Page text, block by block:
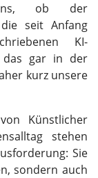
ob der
seit Anfang
KI-
das gar in der
kurz unsere
Künstlicher
stehen
Sie
sondern auch